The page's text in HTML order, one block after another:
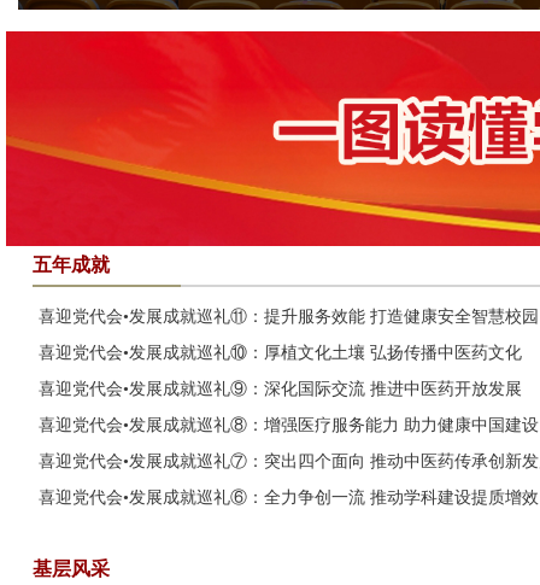
五年成就
喜迎党代会•发展成就巡礼⑪：提升服务效能 打造健康安全智慧校园
喜迎党代会•发展成就巡礼⑩：厚植文化土壤 弘扬传播中医药文化
喜迎党代会•发展成就巡礼⑨：深化国际交流 推进中医药开放发展
喜迎党代会•发展成就巡礼⑧：增强医疗服务能力 助力健康中国建设
喜迎党代会•发展成就巡礼⑦：突出四个面向 推动中医药传承创新
喜迎党代会•发展成就巡礼⑥：全力争创一流 推动学科建设提质增效
基层风采